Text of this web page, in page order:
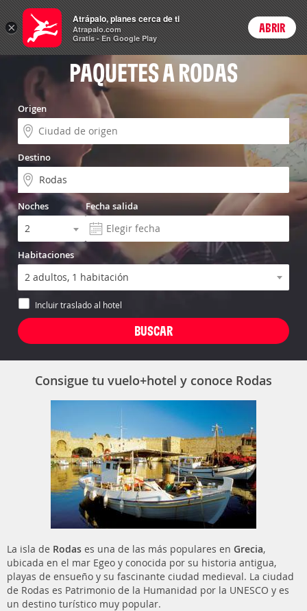
Vuelo+Hotel Login
PAQUETES A RODAS
Origen
Destino
Noches Fecha salida
Habitaciones
Incluir traslado al hotel
Consigue tu vuelo+hotel y conoce Rodas
La isla de Rodas es una de las más populares en Grecia,
ubicada en el mar Egeo y conocida por su historia antigua,
playas de ensueño y su fascinante ciudad medieval. La ciudad
de Rodas es Patrimonio de la Humanidad por la UNESCO y es
un destino turístico muy popular.
×
Atrápalo, planes cerca de ti
Atrapalo.com
Gratis - En Google Play
ABRIR